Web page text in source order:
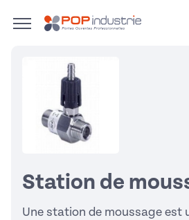
Station de
Une station de moussage est